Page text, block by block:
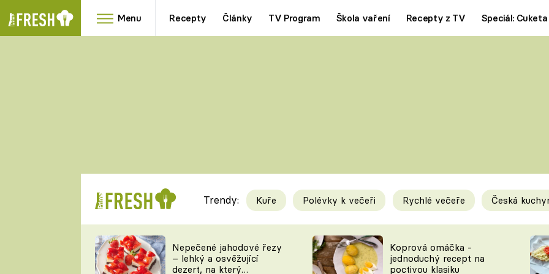
Menu Recepty Články TV Program Škola vaření Recepty z TV Speciál: Cuketa
RYCHLOVKY
Videorecepty
TEĎ VAŘÍ ŠÉF!
Tipy a triky
KAM ZA JÍDLEM
Trendy: Kuře Polévky k večeři Rychlé večeře Česká
Nepečené jahodové řezy
– lehký a osvěžující
dezert, na který
Koprová omáčka -
jednoduchý recept na
poctivou klasiku